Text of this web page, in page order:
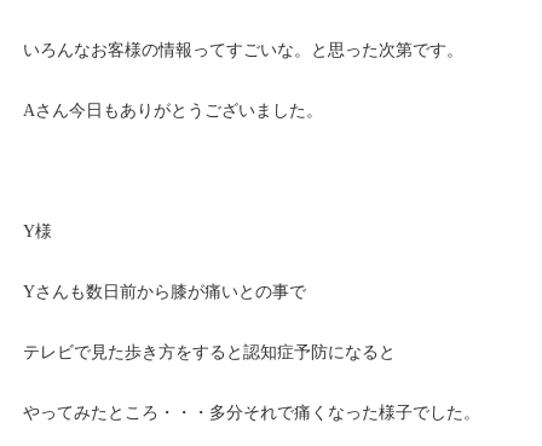
いろんなお客様の情報ってすごいな。と思った次第です。
Aさん今日もありがとうございました。
Y様
Yさんも数日前から膝が痛いとの事で
テレビで見た歩き方をすると認知症予防になると
やってみたところ・・・多分それで痛くなった様子でした。